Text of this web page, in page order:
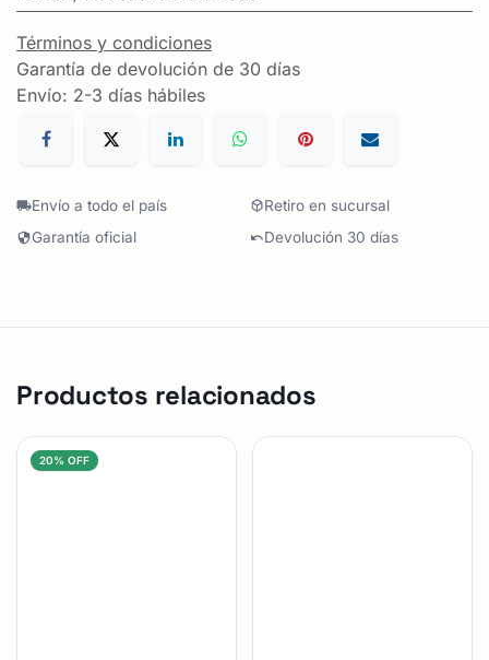
Términos y condiciones
Garantía de devolución de 30 días
Envío: 2-3 días hábiles
Envío a todo el país
Retiro en sucursal
Garantía oficial
Devolución 30 días
Productos relacionados
20% OFF